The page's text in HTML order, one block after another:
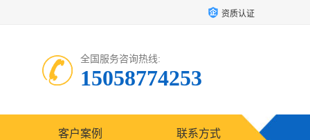
资质认证
全国服务咨询热线:
15058774253
客户案例 联系方式